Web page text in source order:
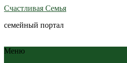
Счастливая Семья
семейный портал
Меню